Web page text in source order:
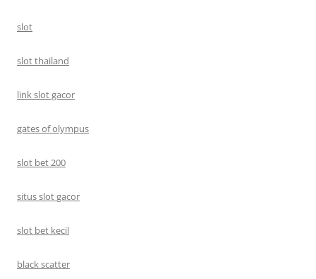
slot
slot thailand
link slot gacor
gates of olympus
slot bet 200
situs slot gacor
slot bet kecil
black scatter